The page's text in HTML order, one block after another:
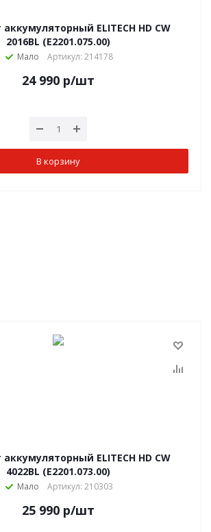
ELITECH HD CW
2016BL (E2201.075.00)
Мало Артикул: 214178
24 990 р/шт
В корзину
ELITECH HD CW
4022BL (E2201.073.00)
Мало Артикул: 210303
25 990 р/шт